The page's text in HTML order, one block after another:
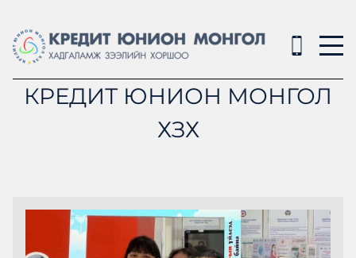
КРЕДИТ ЮНИОН МОНГОЛ
ХЗХ